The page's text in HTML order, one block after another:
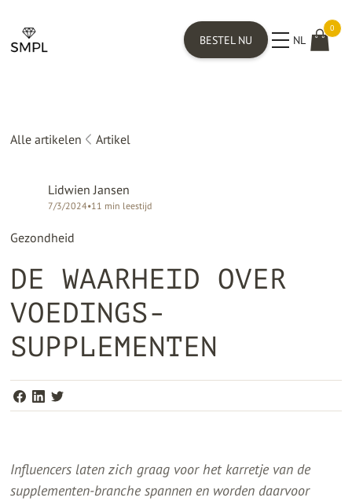
BESTEL NU NL
0
Alle artikelen Artikel
Lidwien Jansen
7/3/2024•11 min leestijd
Gezondheid
DE WAARHEID OVER
VOEDINGS­
SUPPLEMENTEN
Influencers laten zich graag voor het karretje van de
supplementen-branche spannen en worden daarvoor